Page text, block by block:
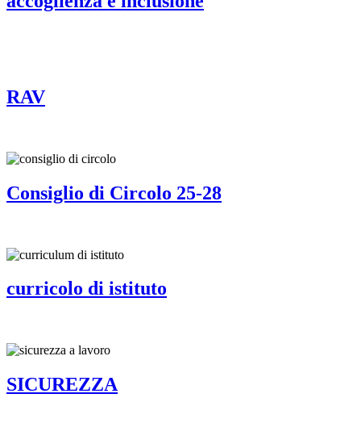
RAV
Consiglio di Circolo 25-28
curricolo di istituto
SICUREZZA